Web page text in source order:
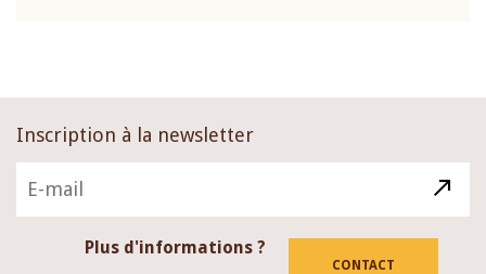
Inscription à la newsletter
Plus d'informations ?
CONTACT